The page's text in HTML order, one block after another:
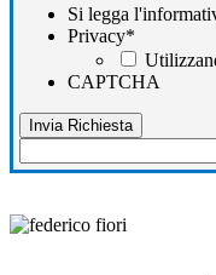
Si legga
Privacy*
CAPTCHA